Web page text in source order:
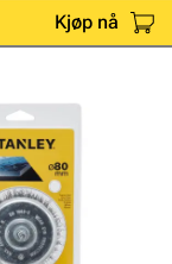
Kjøp nå